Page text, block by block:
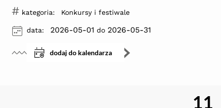
dodaj do kalendarza
# kategoria: Konkursy i festiwale
ikona
data: 2026-05-01 do 2026-05-31
11